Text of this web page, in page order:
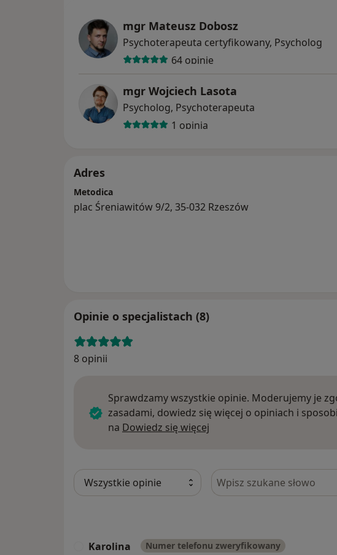
mgr Mateusz Dobosz
Psychoterapeuta certyfikowany, Psycholog
64 opinie
mgr Wojciech Lasota
Psycholog, Psychoterapeuta
1 opinia
Adres
Metodica
plac Śreniawitów 9/2, 35-032 Rzeszów
Opinie o specjalistach (8)
8 opinii
Sprawdzamy wszystkie opinie. Moderujemy je
zasadami, dowiedz się więcej o opiniach i
na Dowiedz się więcej
Szukaj w opiniach
Karolina Numer telefonu zweryfikowany